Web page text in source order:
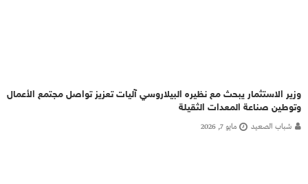
وزير الاستثمار يبحث مع نظيره البيلاروسي آليات تعزيز تواصل مجتمع الأعمال
وتوطين صناعة المعدات الثقيلة
شباب الصعيد مايو 7, 2026